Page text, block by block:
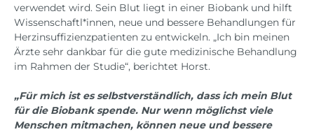
verwendet wird. Sein Blut liegt in einer Biobank und hilft
Wissenschaftl*innen, neue und bessere Behandlungen für
Herzinsuffizienzpatienten zu entwickeln. „Ich bin meinen
Ärzte sehr dankbar für die gute medizinische Behandlung
im Rahmen der Studie“, berichtet Horst.
„Für mich ist es selbstverständlich, dass ich mein Blut
für die Biobank spende. Nur wenn möglichst viele
Menschen mitmachen, können neue und bessere